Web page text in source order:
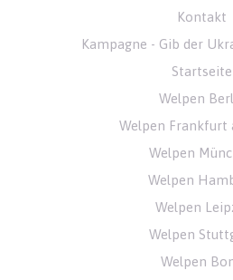
Kontakt
Kampagne - Gib der
Startseite
Welpen
Welpen Frankfurt
Welpen
Welpen
Welpen
Welpen
Welpen